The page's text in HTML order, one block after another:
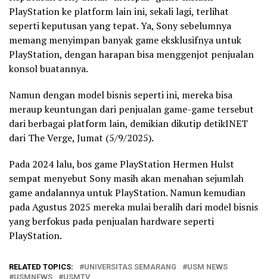
PlayStation ke platform lain ini, sekali lagi, terlihat
seperti keputusan yang tepat. Ya, Sony sebelumnya
memang menyimpan banyak game eksklusifnya untuk
PlayStation, dengan harapan bisa menggenjot penjualan
konsol buatannya.
Namun dengan model bisnis seperti ini, mereka bisa
meraup keuntungan dari penjualan game-game tersebut
dari berbagai platform lain, demikian dikutip detikINET
dari The Verge, Jumat (5/9/2025).
Pada 2024 lalu, bos game PlayStation Hermen Hulst
sempat menyebut Sony masih akan menahan sejumlah
game andalannya untuk PlayStation. Namun kemudian
pada Agustus 2025 mereka mulai beralih dari model bisnis
yang berfokus pada penjualan hardware seperti
PlayStation.
RELATED TOPICS: UNIVERSITAS SEMARANG
USM NEWS
USMNEWS
USMTV